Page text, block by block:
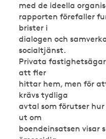
med de ideella
rapporten förefaller
brister i
dialogen och
socialtjänst.
Privata
att fler
hittar hem, men för
krävs tydliga
avtal som förutser
ut om
boendeinsatsen visar